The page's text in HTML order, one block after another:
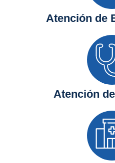
Atención de
Atención